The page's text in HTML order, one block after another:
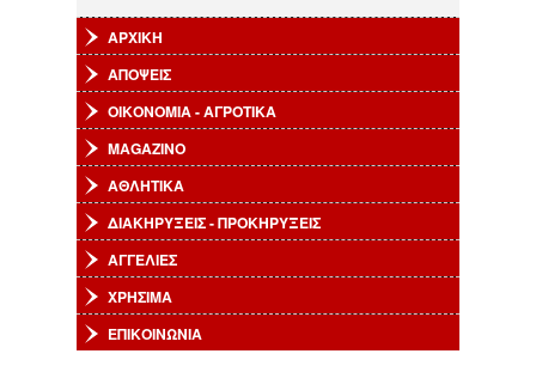
ΑΡΧΙΚΗ
ΑΠΟΨΕΙΣ
ΟΙΚΟΝΟΜΙΑ - ΑΓΡΟΤΙΚΑ
MAGAZINO
ΑΘΛΗΤΙΚΑ
ΔΙΑΚΗΡΥΞΕΙΣ - ΠΡΟΚΗΡΥΞΕΙΣ
ΑΓΓΕΛΙΕΣ
ΧΡΗΣΙΜΑ
ΕΠΙΚΟΙΝΩΝΙΑ